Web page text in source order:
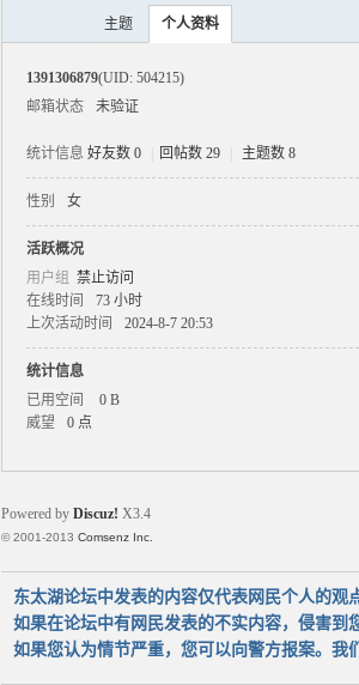
湖
主题 个人资料
1391306879(UID: 504215)
邮箱状态
未验证
统计信息 好友数 0 回帖数 29 主题数 8
性别 女
活跃概况
用户组 禁止访问
在线时间
73 小时
上次活动时间
2024-8-7 20:53
统计信息
已用空间
0 B
威望
0 点
Powered by Discuz! X3.4
© 2001-2013 Comsenz Inc.
东太湖论坛中发表的内容仅代表网民个人的观
如果在论坛中有网民发表的不实内容，侵害到
如果您认为情节严重，您可以向警方报案。我